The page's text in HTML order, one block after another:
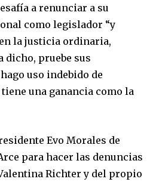
a renunciar a su
como legislador “y
la justicia ordinaria,
dicho, pruebe sus
uso indebido de
una ganancia como la
Evo Morales de
para hacer las denuncias
Richter y del propio